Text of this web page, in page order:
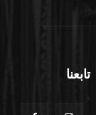
تابعنا